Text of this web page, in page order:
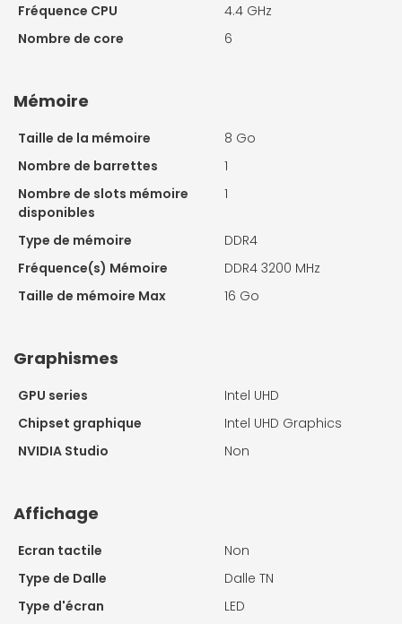
Fréquence CPU
4.4 GHz
Nombre de core
6
Mémoire
Taille de la mémoire
8 Go
Nombre de barrettes
1
Nombre de slots mémoire
disponibles
1
Type de mémoire
DDR4
Fréquence(s) Mémoire
DDR4 3200 MHz
Taille de mémoire Max
16 Go
Graphismes
GPU series
Intel UHD
Chipset graphique
Intel UHD Graphics
NVIDIA Studio
Non
Affichage
Ecran tactile
Non
Type de Dalle
Dalle TN
Type d'écran
LED